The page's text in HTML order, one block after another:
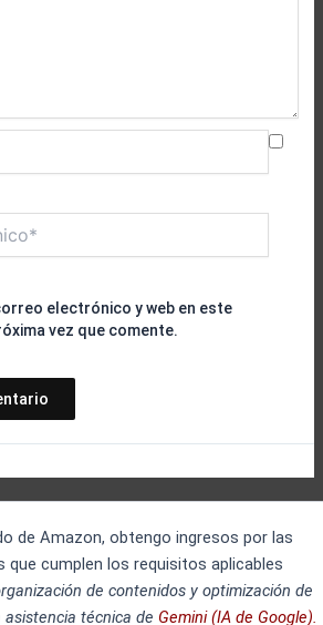
electrónico y web en este
vez que comente.
de Amazon, obtengo ingresos por las
que cumplen los requisitos aplicables
de contenidos y optimización de
técnica de Gemini (IA de Google).